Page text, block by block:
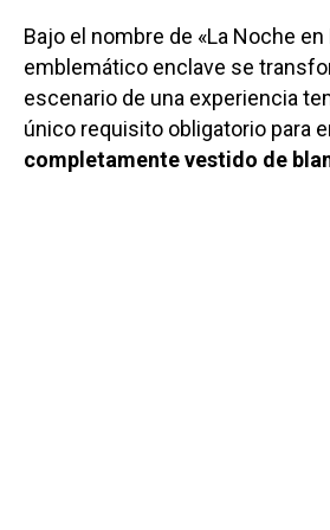
Bajo el nombre de «La Noche en
emblemático enclave se
escenario de una experiencia
único requisito obligatorio para
completamente vestido de